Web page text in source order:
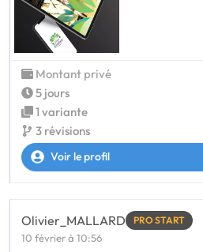
Montant privé
5 jours
1 variante
3 révisions
Voir le profil
Olivier_MALLARD PRO START
10 février à 10:56